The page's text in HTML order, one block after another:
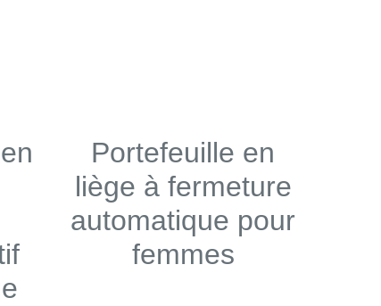
Portefeuille en
liège à fermeture
automatique pour
femmes